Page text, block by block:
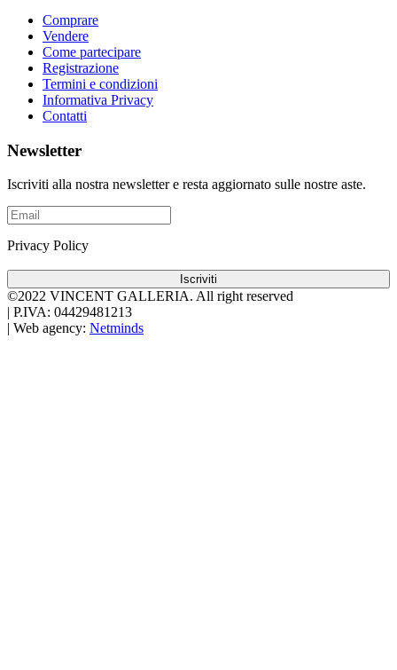
Comprare
Vendere
Come partecipare
Registrazione
Termini e condizioni
Informativa Privacy
Contatti
Newsletter
Iscriviti alla nostra newsletter e resta aggiornato sulle nostre aste.
Privacy Policy
Iscriviti
©2022 VINCENT GALLERIA. All right reserved
P.IVA: 04429481213
Web agency: Netminds